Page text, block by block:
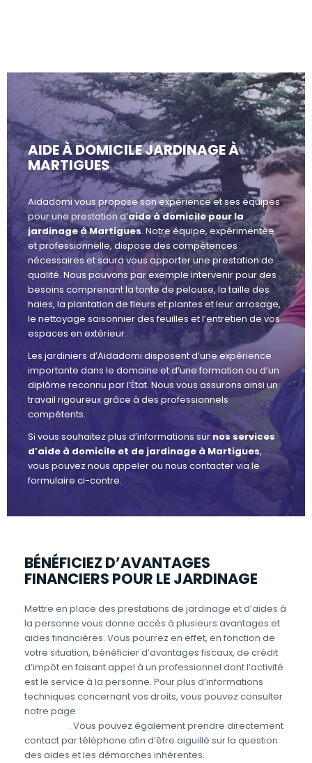
AIDE À DOMICILE JARDINAGE À
MARTIGUES
Aidadomi vous propose son expérience et ses équipes
pour une prestation d’aide à domicile pour la
jardinage à Martigues. Notre équipe, expérimentée
et professionnelle, dispose des compétences
nécessaires et saura vous apporter une prestation de
qualité. Nous pouvons par exemple intervenir pour des
besoins comprenant la tonte de pelouse, la taille des
haies, la plantation de fleurs et plantes et leur arrosage,
le nettoyage saisonnier des feuilles et l’entretien de vos
espaces en extérieur.
Les jardiniers d’Aidadomi disposent d’une expérience
importante dans le domaine et d’une formation ou d’un
diplôme reconnu par l’État. Nous vous assurons ainsi un
travail rigoureux grâce à des professionnels
compétents.
Si vous souhaitez plus d’informations sur nos services
d’aide à domicile et de jardinage à Martigues,
vous pouvez nous appeler ou nous contacter via le
formulaire ci-contre.
BÉNÉFICIEZ D’AVANTAGES
FINANCIERS POUR LE JARDINAGE
Mettre en place des prestations de jardinage et d’aides à
la personne vous donne accès à plusieurs avantages et
aides financières. Vous pourrez en effet, en fonction de
votre situation, bénéficier d’avantages fiscaux, de crédit
d’impôt en faisant appel à un professionnel dont l’activité
est le service à la personne. Pour plus d’informations
techniques concernant vos droits, vous pouvez consulter
notre page :
. Vous pouvez également prendre directement
contact par téléphone afin d’être aiguillé sur la question
des aides et les démarches inhérentes.